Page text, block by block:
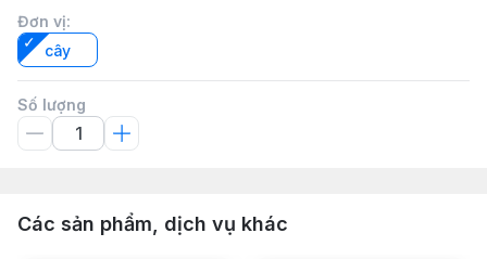
Đơn vị:
cây
Số lượng
Các sản phẩm, dịch vụ khác